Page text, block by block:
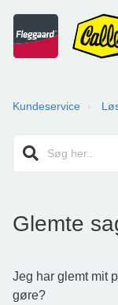
Kundeservice
Glemte
Jeg har glemt mit
gøre?